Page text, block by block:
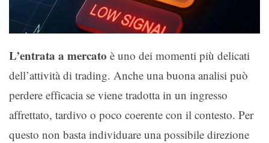
L’entrata a mercato è uno dei momenti più delicati
dell’attività di trading. Anche una buona analisi può
perdere efficacia se viene tradotta in un ingresso
affrettato, tardivo o poco coerente con il contesto. Per
questo non basta individuare una possibile direzione